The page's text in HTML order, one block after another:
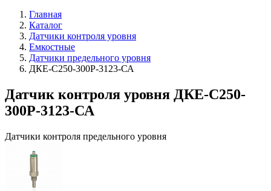
Главная
Каталог
Датчики контроля уровня
Емкостные
Датчики предельного уровня
ДКЕ-С250-300Р-3123-СА
Датчик контроля уровня ДКЕ-С250-
300Р-3123-СА
Датчики контроля предельного уровня